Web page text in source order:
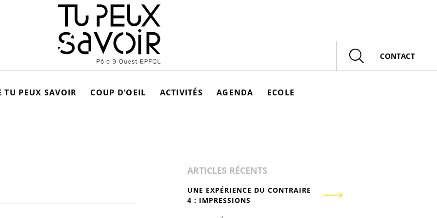
Rechercher
CONTACT
TU PEUX SAVOIR COUP D’OEIL ACTIVITÉS AGENDA ECOLE
ARTICLES RÉCENTS
UNE EXPÉRIENCE DU CONTRAIRE
4 : IMPRESSIONS